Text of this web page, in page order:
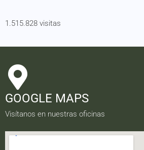
1.515.828 visitas
GOOGLE MAPS
Visítanos en nuestras oficinas